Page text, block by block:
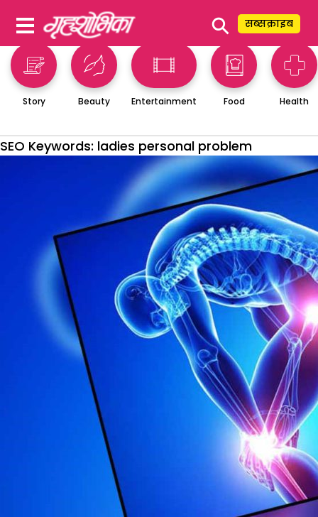
⚲ सब्सक्राइब
Story Beauty Entertainment Food Health
SEO Keywords: ladies personal problem